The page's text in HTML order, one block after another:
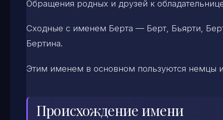
Обращения родных и друзей к
Сходные с именем Берта — Берт, Бьярти,
Бертина.
Этим именем в основном пользуются немцы и
Происхождение имени